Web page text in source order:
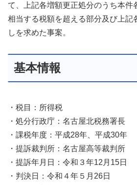
て、上記各増額更正処分のうち本件
相当する税額を超える部分及び上記
しを求めた事案。
基本情報
・税目：所得税
・処分行政庁：名古屋北税務署長
・課税年度：平成28年、平成30年
・提訴裁判所：名古屋高等裁判所
・提訴年月日：令和３年12月15日
・判決日：令和４年５月26日